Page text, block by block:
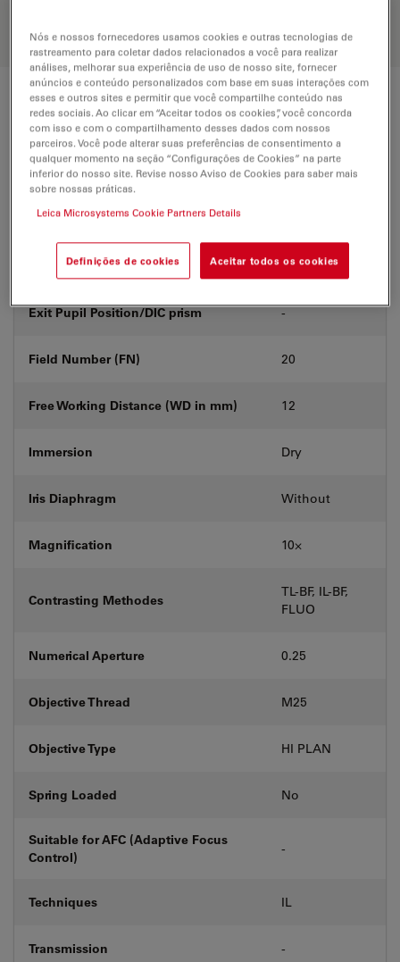
your needs.
Technical Specs
Product Number 11566069
Correction Ring (CORR)
Coverglass With & without
Exit Pupil Position/DIC prism -
Field Number (FN) 20
Free Working Distance (WD in mm) 12
Immersion Dry
Iris Diaphragm Without
Magnification 10⨉
Contrasting Methodes
TL-BF, IL-BF,
FLUO
Numerical Aperture 0.25
Objective Thread M25
Objective Type HI PLAN
Spring Loaded No
Suitable for AFC (Adaptive Focus
Control)
-
Techniques IL
Transmission -
Nós e nossos fornecedores usamos cookies e outras tecnologias de
rastreamento para coletar dados relacionados a você para realizar
análises, melhorar sua experiência de uso de nosso site, fornecer
anúncios e conteúdo personalizados com base em suas interações com
esses e outros sites e permitir que você compartilhe conteúdo nas
redes sociais. Ao clicar em “Aceitar todos os cookies”, você concorda
com isso e com o compartilhamento desses dados com nossos
parceiros. Você pode alterar suas preferências de consentimento a
qualquer momento na seção “Configurações de Cookies” na parte
inferior do nosso site. Revise nosso Aviso de Cookies para saber mais
sobre nossas práticas.
Leica Microsystems Cookie Partners Details
Definições de cookies Aceitar todos os cookies